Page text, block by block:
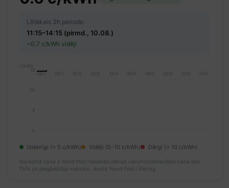
Lētākais 3h periods:
11:15–14:15 (pirmd., 10.08.)
~0.7 c/kWh vidēji
c/kWh
0
5
10
15
06:00 08:00 10:00 12:00 14:00 16:00 18:00 20:00 22:00 00:00
Izdevīgi (< 5 c/kWh) Vidēji (5–10 c/kWh) Dārgi (> 10 c/kWh)
Norādītā cena ir Nord Pool nākamās dienas vairumtirdzniecības cena bez
PVN un piegādātāja maksām.
Avots: Nord Pool / Elering